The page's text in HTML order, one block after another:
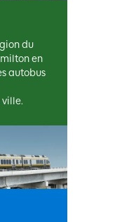
du
en
autobus